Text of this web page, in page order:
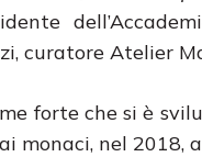
curatore Atelier
forte che si è
nel 2018, a